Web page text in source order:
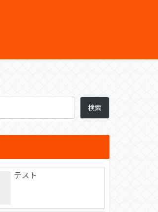
検索
テスト